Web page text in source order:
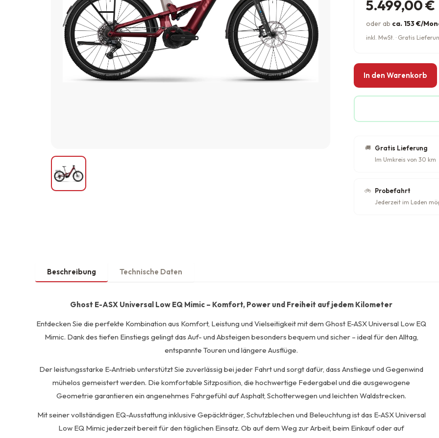
5.499,00€
oder ab ca. 153 €/
inkl. MwSt. · Gratis
In den Warenkorb
🚚 Gratis Lieferung
Im Umkreis von 30 km
🚲 Probefahrt
Jederzeit im Laden
Beschreibung Technische Daten
Ghost E-ASX Universal Low EQ Mimic – Komfort, Power und Freiheit auf jedem Kilometer
Entdecken Sie die perfekte Kombination aus Komfort, Leistung und Vielseitigkeit mit dem Ghost E-ASX Universal Low EQ
Mimic. Dank des tiefen Einstiegs gelingt das Auf- und Absteigen besonders bequem und sicher – ideal für den Alltag,
entspannte Touren und längere Ausflüge.
Der leistungsstarke E-Antrieb unterstützt Sie zuverlässig bei jeder Fahrt und sorgt dafür, dass Anstiege und Gegenwind
mühelos gemeistert werden. Die komfortable Sitzposition, die hochwertige Federgabel und die ausgewogene
Geometrie garantieren ein angenehmes Fahrgefühl auf Asphalt, Schotterwegen und leichten Waldstrecken.
Mit seiner vollständigen EQ-Ausstattung inklusive Gepäckträger, Schutzblechen und Beleuchtung ist das E-ASX Universal
Low EQ Mimic jederzeit bereit für den täglichen Einsatz. Ob auf dem Weg zur Arbeit, beim Einkauf oder auf